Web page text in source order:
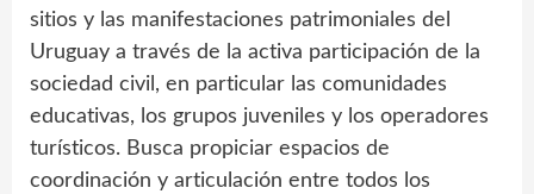
sitios y las manifestaciones patrimoniales del
Uruguay a través de la activa participación de la
sociedad civil, en particular las comunidades
educativas, los grupos juveniles y los operadores
turísticos. Busca propiciar espacios de
coordinación y articulación entre todos los